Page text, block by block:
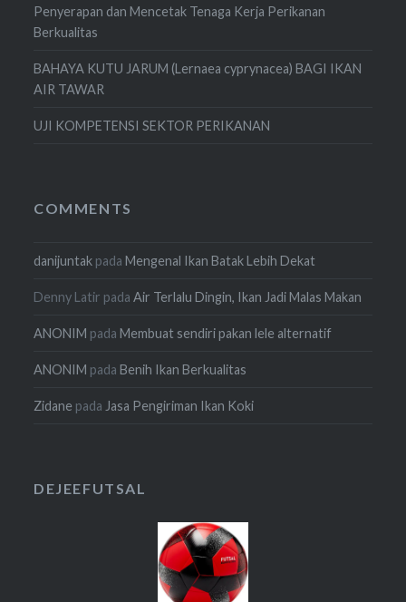
Penyerapan dan Mencetak Tenaga Kerja Perikanan
Berkualitas
BAHAYA KUTU JARUM (Lernaea cyprynacea) BAGI IKAN
AIR TAWAR
UJI KOMPETENSI SEKTOR PERIKANAN
COMMENTS
danijuntak padaMengenal Ikan Batak Lebih Dekat
Denny Latir padaAir Terlalu Dingin, Ikan Jadi Malas Makan
ANONIM padaMembuat sendiri pakan lele alternatif
ANONIM padaBenih Ikan Berkualitas
Zidane pada Jasa Pengiriman Ikan Koki
DEJEEFUTSAL